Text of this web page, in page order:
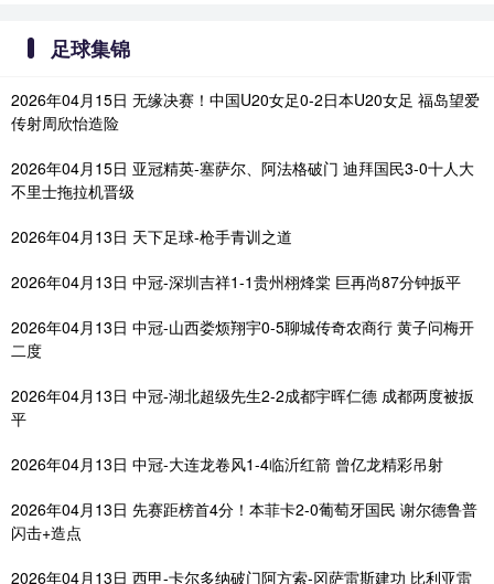
足球集锦
2026年04月15日 无缘决赛！中国U20女足0-2日本U20女足 福岛望爱
传射周欣怡造险
2026年04月15日 亚冠精英-塞萨尔、阿法格破门 迪拜国民3-0十人大
不里士拖拉机晋级
2026年04月13日 天下足球-枪手青训之道
2026年04月13日 中冠-深圳吉祥1-1贵州栩烽棠 巨再尚87分钟扳平
2026年04月13日 中冠-山西娄烦翔宇0-5聊城传奇农商行 黄子问梅开
二度
2026年04月13日 中冠-湖北超级先生2-2成都宇晖仁德 成都两度被扳
平
2026年04月13日 中冠-大连龙卷风1-4临沂红箭 曾亿龙精彩吊射
2026年04月13日 先赛距榜首4分！本菲卡2-0葡萄牙国民 谢尔德鲁普
闪击+造点
2026年04月13日 西甲-卡尔多纳破门阿方索-冈萨雷斯建功 比利亚雷